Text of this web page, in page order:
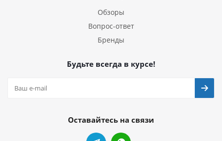
Обзоры
Вопрос-ответ
Бренды
Будьте всегда в курсе!
Оставайтесь на связи